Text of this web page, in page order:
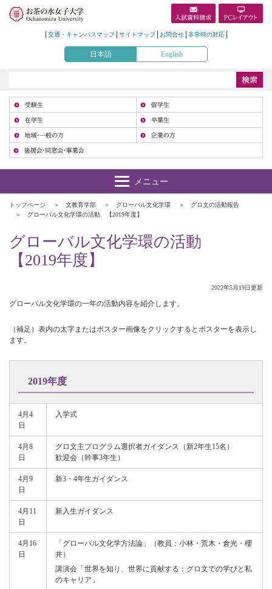
交通・キャンパスマップ サイトマップ お問合せ 非常時の対応
日本語 English
トップページ 文教育学部 グローバル文化学環
グロ文の活動報告
グローバル文化学環の活動 【2019年度】
グローバル文化学環の活動
【2019年度】
2022年5月19日更新
グローバル文化学環の一年の活動内容を紹介します。
（補足）表内の太字またはポスター画像をクリックするとポスターを表示し
ます。
2019年度
4月4
日
入学式
4月8
日
グロ文主プログラム選択者ガイダンス（新2年生15名）
歓迎会（幹事3年生）
4月9
日
新3・4年生ガイダンス
4月11
日
新入生ガイダンス
4月16
日
「グローバル文化学方法論」（教員：小林・荒木・倉光・櫻
井）
講演会「世界を知り、世界に貢献する：グロ文での学びと私
のキャリア」